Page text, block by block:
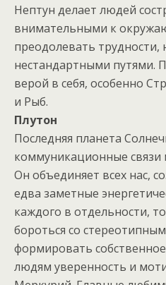
Нептун делает людей
внимательными к
преодолевать трудности,
нестандартными путями.
верой в себя, особенно
и Рыб.
Плутон
Последняя планета
коммуникационные
Он объединяет всех нас,
едва заметные
каждого в отдельности,
бороться со
формировать
людям уверенность и